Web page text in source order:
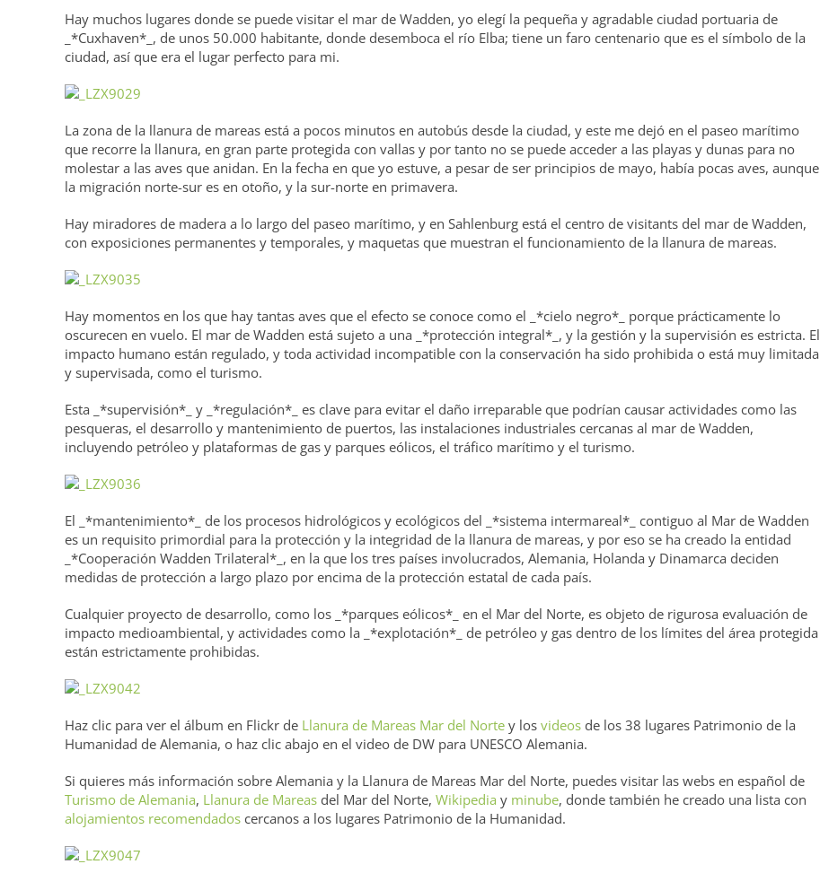
Hay muchos lugares donde se puede visitar el mar de Wadden, yo elegí la pequeña y agradable ciudad portuaria de
_*Cuxhaven*_, de unos 50.000 habitante, donde desemboca el río Elba; tiene un faro centenario que es el símbolo de la
ciudad, así que era el lugar perfecto para mi.
La zona de la llanura de mareas está a pocos minutos en autobús desde la ciudad, y este me dejó en el paseo marítimo
que recorre la llanura, en gran parte protegida con vallas y por tanto no se puede acceder a las playas y dunas para no
molestar a las aves que anidan. En la fecha en que yo estuve, a pesar de ser principios de mayo, había pocas aves, aunque
la migración norte-sur es en otoño, y la sur-norte en primavera.
Hay miradores de madera a lo largo del paseo marítimo, y en Sahlenburg está el centro de visitants del mar de Wadden,
con exposiciones permanentes y temporales, y maquetas que muestran el funcionamiento de la llanura de mareas.
Hay momentos en los que hay tantas aves que el efecto se conoce como el _*cielo negro*_ porque prácticamente lo
oscurecen en vuelo. El mar de Wadden está sujeto a una _*protección integral*_, y la gestión y la supervisión es estricta. El
impacto humano están regulado, y toda actividad incompatible con la conservación ha sido prohibida o está muy limitada
y supervisada, como el turismo.
Esta _*supervisión*_ y _*regulación*_ es clave para evitar el daño irreparable que podrían causar actividades como las
pesqueras, el desarrollo y mantenimiento de puertos, las instalaciones industriales cercanas al mar de Wadden,
incluyendo petróleo y plataformas de gas y parques eólicos, el tráfico marítimo y el turismo.
El _*mantenimiento*_ de los procesos hidrológicos y ecológicos del _*sistema intermareal*_ contiguo al Mar de Wadden
es un requisito primordial para la protección y la integridad de la llanura de mareas, y por eso se ha creado la entidad
_*Cooperación Wadden Trilateral*_, en la que los tres países involucrados, Alemania, Holanda y Dinamarca deciden
medidas de protección a largo plazo por encima de la protección estatal de cada país.
Cualquier proyecto de desarrollo, como los _*parques eólicos*_ en el Mar del Norte, es objeto de rigurosa evaluación de
impacto medioambiental, y actividades como la _*explotación*_ de petróleo y gas dentro de los límites del área protegida
están estrictamente prohibidas.
Haz clic para ver el álbum en Flickr de Llanura de Mareas Mar del Norte y los videos de los 38 lugares Patrimonio de la
Humanidad de Alemania, o haz clic abajo en el video de DW para UNESCO Alemania.
Si quieres más información sobre Alemania y la Llanura de Mareas Mar del Norte, puedes visitar las webs en español de
Turismo de Alemania, Llanura de Mareas del Mar del Norte, Wikipedia y minube, donde también he creado una lista con
alojamientos recomendados cercanos a los lugares Patrimonio de la Humanidad.